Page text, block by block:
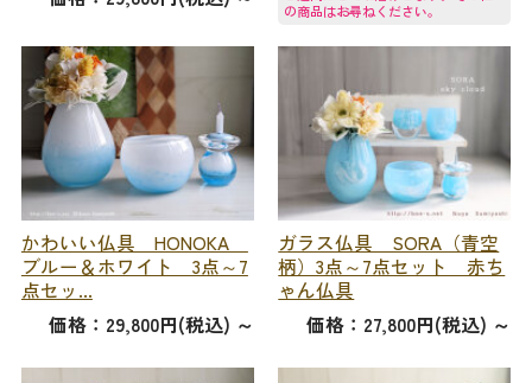
の商品はお尋ねください。
かわいい仏具 HONOKA
ブルー＆ホワイト 3点～7
点セッ...
価格：29,800円(税込) ～
ガラス仏具 SORA（青空
柄）3点～7点セット 赤ち
ゃん仏具
価格：27,800円(税込) ～